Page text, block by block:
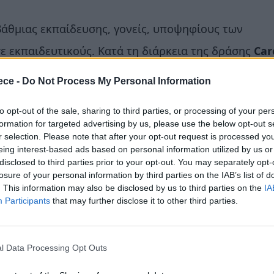
- Do Not Process My Personal Information
opt-out of the sale, sharing to third parties, or processing of your
for targeted advertising by us, please use the below opt-out
selection. Please note that after your opt-out request is processed
interest-based ads based on personal information utilized by us
to third parties prior to your opt-out. You may separately
of your personal information by third parties on the IAB’s list of
This information may also be disclosed by us to third parties on the
Participants that may further disclose it to other third parties.
Data Processing Opt Outs
εκπαίδευσης, γονείς, υποψηφίους των
Κατά τη διάρκεια της δράσης
Λυκείων
έως τις 12:00ο κύριοςΚωνσταντίνος Κότιος,
Ιδρυτής LABORAκαι η κυρίαΤαρσώ Μπουγά,
ενημερώσουν τους μαθητές τηςΓ’ Γυμνασίου και
πώς να επιλέγουν σπουδές με βάση τα
θα γνωρίσουν τα επαγγέλματα του μέλλοντος στην